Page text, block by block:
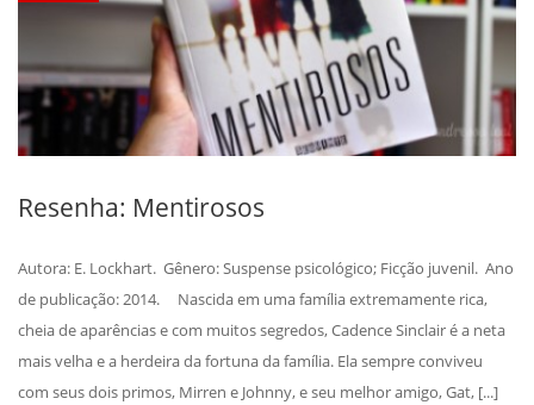
Resenha: Mentirosos
Autora: E. Lockhart. Gênero: Suspense psicológico; Ficção juvenil. Ano
de publicação: 2014. Nascida em uma família extremamente rica,
cheia de aparências e com muitos segredos, Cadence Sinclair é a neta
mais velha e a herdeira da fortuna da família. Ela sempre conviveu
com seus dois primos, Mirren e Johnny, e seu melhor amigo, Gat, [...]